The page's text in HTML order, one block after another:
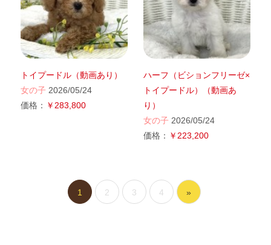
トイプードル（動画あり）
女の子 2026/05/24
価格： ￥283,800
ハーフ（ビションフリーゼ×
トイプードル）（動画あ
り）
女の子 2026/05/24
価格： ￥223,200
1 2 3 4 »